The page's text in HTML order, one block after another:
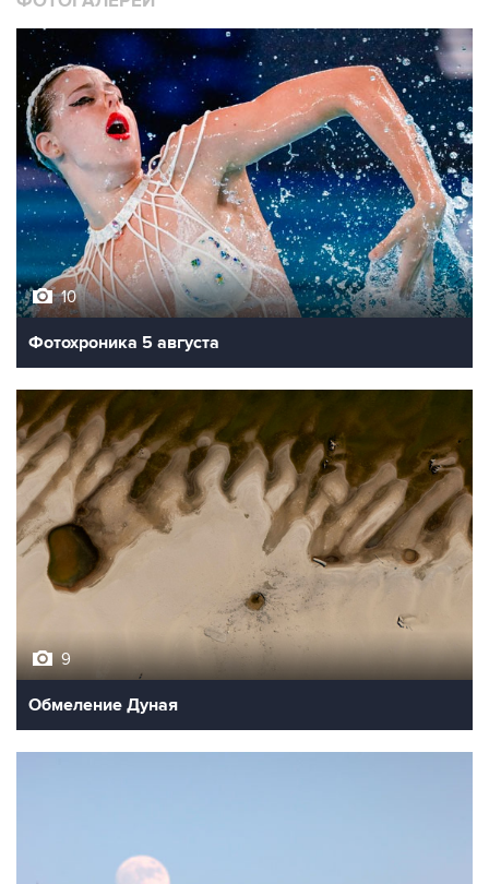
10
Фотохроника 5 августа
9
Обмеление Дуная